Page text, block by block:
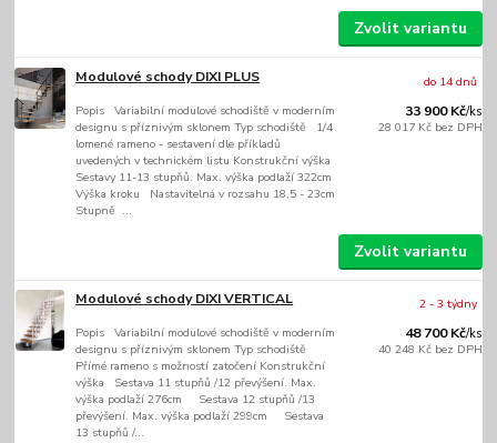
Zvolit variantu
Modulové schody DIXI PLUS
Popis Variabilní modulové schodiště v moderním
designu s příznivým sklonem Typ schodiště 1/4
lomené rameno - sestavení dle příkladů
uvedených v technickém listu Konstrukční výška
Sestavy 11-13 stupňů. Max. výška podlaží 322cm
Výška kroku Nastavitelná v rozsahu 18,5 - 23cm
Stupně ...
33 900 Kč/ks
28 017 Kč bez DPH
do 14 dnů
Zvolit variantu
Modulové schody DIXI VERTICAL
Popis Variabilní modulové schodiště v moderním
designu s příznivým sklonem Typ schodiště
Přímé rameno s možností zatočení Konstrukční
výška Sestava 11 stupňů /12 převýšení. Max.
výška podlaží 276cm Sestava 12 stupňů /13
převýšení. Max. výška podlaží 299cm Sestava
13 stupňů /...
48 700 Kč/ks
40 248 Kč bez DPH
2 - 3 týdny